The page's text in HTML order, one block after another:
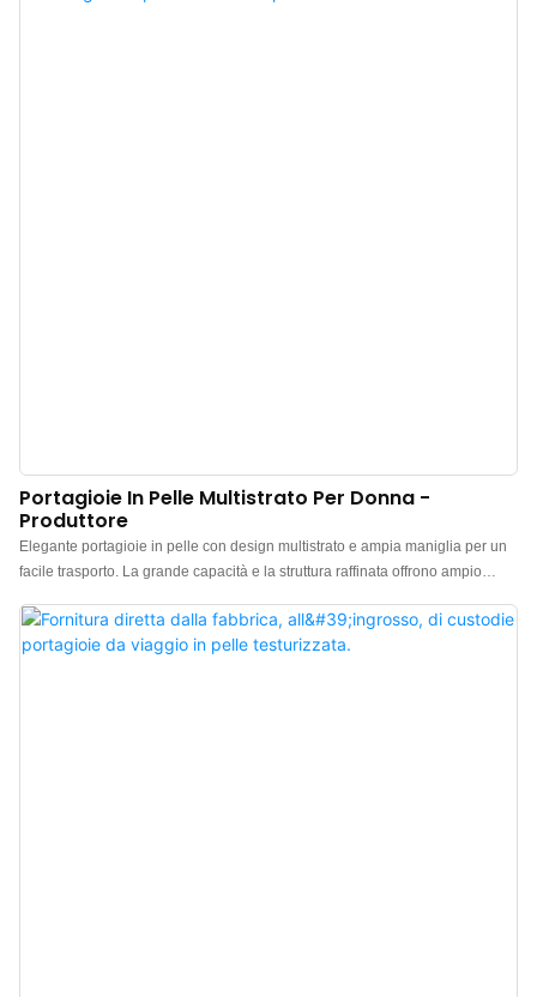
Portagioie In Pelle Multistrato Per Donna -
Produttore
Elegante portagioie in pelle con design multistrato e ampia maniglia per un
facile trasporto. La grande capacità e la struttura raffinata offrono ampio
design curato, sono il regalo ideale per gli amanti dei gioielli, perfetti per
compleanni, Natale, San Valentino, matrimoni, Festa della Mamma e altre